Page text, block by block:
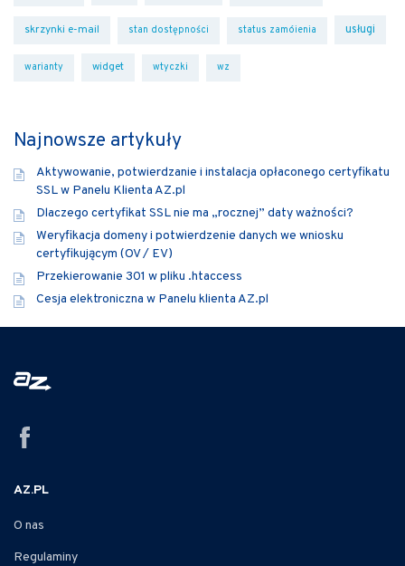
skrzynki e-mail stan dostępności status zamóienia usługi
warianty widget wtyczki wz
Najnowsze artykuły
Aktywowanie, potwierdzanie i instalacja opłaconego certyfikatu
SSL w Panelu Klienta AZ.pl
Dlaczego certyfikat SSL nie ma „rocznej” daty ważności?
Weryfikacja domeny i potwierdzenie danych we wniosku
certyfikującym (OV / EV)
Przekierowanie 301 w pliku .htaccess
Cesja elektroniczna w Panelu klienta AZ.pl
AZ.PL
O nas
Regulaminy